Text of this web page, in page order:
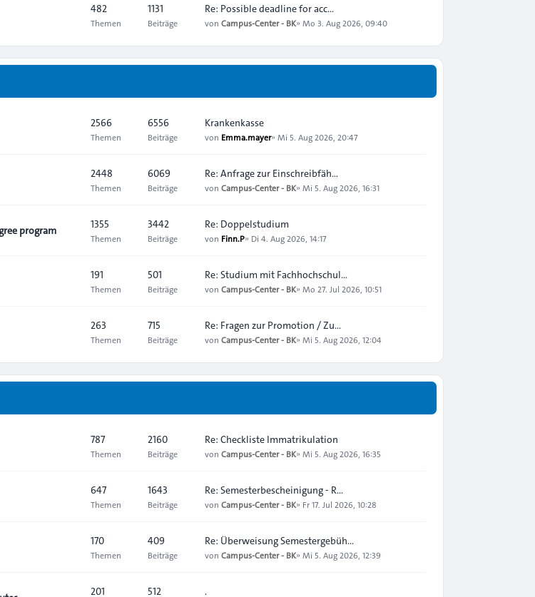
482
Themen
1131
Beiträge
Re: Possible deadline for acc…
von Campus-Center - BK» Mo 3. Aug 2026, 09:40
2566
Themen
6556
Beiträge
Krankenkasse
von Emma.mayer» Mi 5. Aug 2026, 20:47
2448
Themen
6069
Beiträge
Re: Anfrage zur Einschreibfäh…
von Campus-Center - BK» Mi 5. Aug 2026, 16:31
program 1355
Themen
3442
Beiträge
Re: Doppelstudium
von Finn.P» Di 4. Aug 2026, 14:17
191
Themen
501
Beiträge
Re: Studium mit Fachhochschul…
von Campus-Center - BK» Mo 27. Jul 2026, 10:51
263
Themen
715
Beiträge
Re: Fragen zur Promotion / Zu…
von Campus-Center - BK» Mi 5. Aug 2026, 12:04
787
Themen
2160
Beiträge
Re: Checkliste Immatrikulation
von Campus-Center - BK» Mi 5. Aug 2026, 16:35
647
Themen
1643
Beiträge
Re: Semesterbescheinigung - R…
von Campus-Center - BK» Fr 17. Jul 2026, 10:28
170
Themen
409
Beiträge
Re: Überweisung Semestergebüh…
von Campus-Center - BK» Mi 5. Aug 2026, 12:39
201 512 .